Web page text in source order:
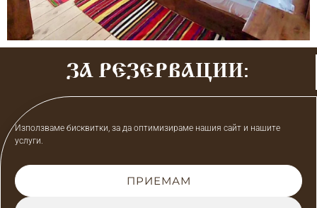
Използваме бисквитки, за да оптимизираме нашия сайт и нашите
услуги.
ПРИЕМАМ
ЗА РЕЗЕРВАЦИИ:
Copyright kovachevica.net